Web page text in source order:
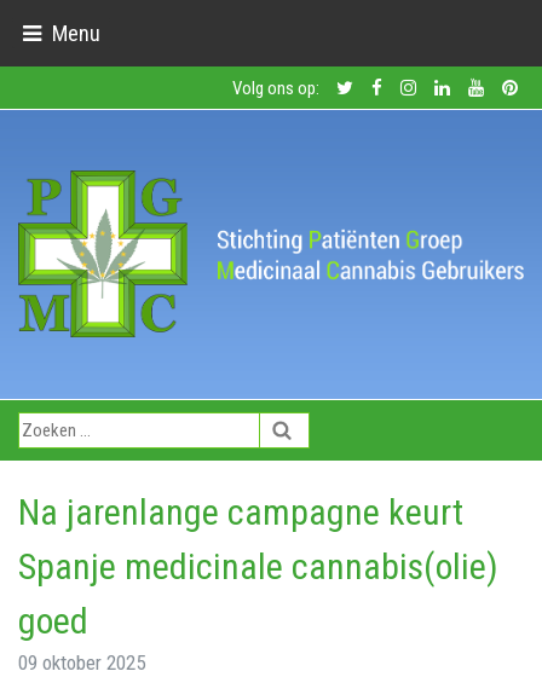
Menu
Volg ons op:
Na jarenlange campagne keurt
Spanje medicinale cannabis(olie)
goed
09 oktober 2025